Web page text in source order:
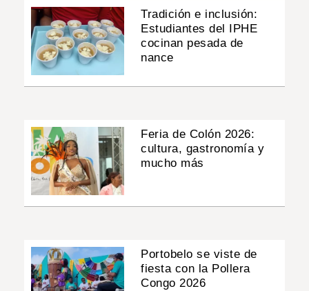
Tradición e inclusión:
Estudiantes del IPHE
cocinan pesada de
nance
Feria de Colón 2026:
cultura, gastronomía y
mucho más
Portobelo se viste de
fiesta con la Pollera
Congo 2026